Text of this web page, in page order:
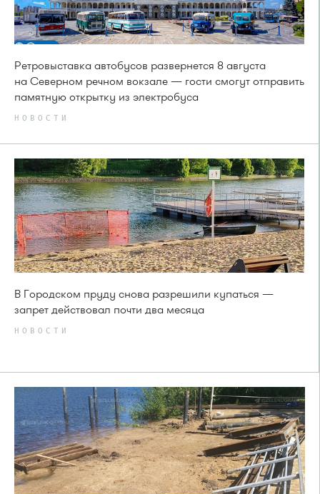
Ретровыставка автобусов развернется 8 августа
на Северном речном вокзале — гости смогут отправить
памятную открытку из электробуса
НОВОСТИ
В Городском пруду снова разрешили купаться —
запрет действовал почти два месяца
НОВОСТИ